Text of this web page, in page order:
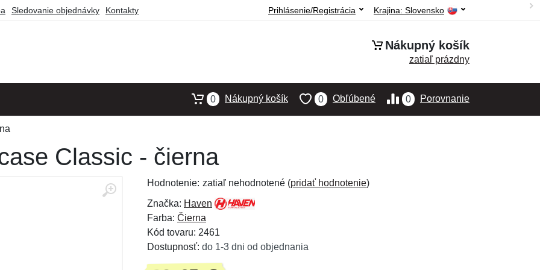
Sledovanie objednávky Kontakty Krajina: Slovensko
Prihlásenie/Registrácia
Nákupný košík
zatiaľ prázdny
0 Porovnanie
0 Obľúbené
0 Nákupný košík
Classic - čierna
Hodnotenie: zatiaľ nehodnotené (pridať hodnotenie)
Značka: Haven
Farba: Čierna
Kód tovaru: 2461
Dostupnosť: do 1-3 dni od objednania